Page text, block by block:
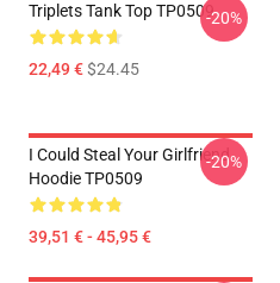
Triplets Tank Top TP0509
22,49 €$24.45
-20%
I Could Steal Your Girlfriend
Hoodie TP0509
39,51 € - 45,95 €
-20%